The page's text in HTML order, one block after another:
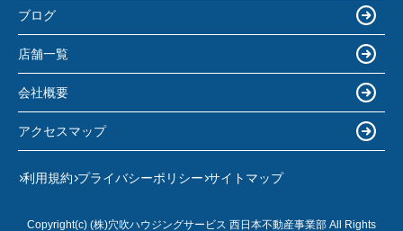
ブログ
店舗一覧
会社概要
アクセスマップ
利用規約 プライバシーポリシー サイトマップ
Copyright(c) (株)穴吹ハウジングサービス 西日本不動産事業部 All Rights